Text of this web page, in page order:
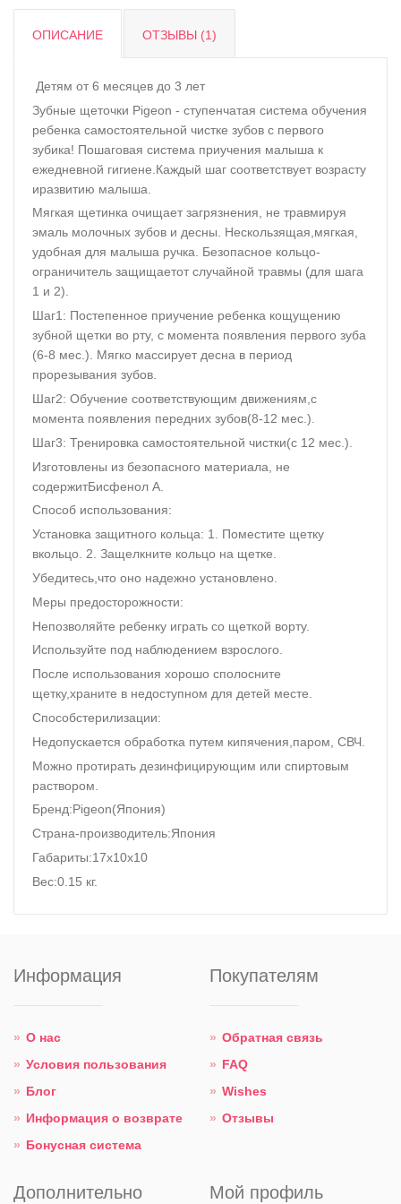
ОПИСАНИЕ ОТЗЫВЫ (1)
Детям от 6 месяцев до 3 лет
Зубные щеточки Pigeon - ступенчатая система обучения
ребенка самостоятельной чистке зубов с первого
зубика! Пошаговая система приучения малыша к
ежедневной гигиене.Каждый шаг соответствует возрасту
иразвитию малыша.
Мягкая щетинка очищает загрязнения, не травмируя
эмаль молочных зубов и десны. Нескользящая,мягкая,
удобная для малыша ручка. Безопасное кольцо-
ограничитель защищаетот случайной травмы (для шага
1 и 2).
Шаг1: Постепенное приучение ребенка кощущению
зубной щетки во рту, с момента появления первого зуба
(6-8 мес.). Мягко массирует десна в период
прорезывания зубов.
Шаг2: Обучение соответствующим движениям,с
момента появления передних зубов(8-12 мес.).
Шаг3: Тренировка самостоятельной чистки(с 12 мес.).
Изготовлены из безопасного материала, не
содержитБисфенол А.
Способ использования:
Установка защитного кольца: 1. Поместите щетку
вкольцо. 2. Защелкните кольцо на щетке.
Убедитесь,что оно надежно установлено.
Меры предосторожности:
Непозволяйте ребенку играть со щеткой ворту.
Используйте под наблюдением взрослого.
После использования хорошо сполосните
щетку,храните в недоступном для детей месте.
Способстерилизации:
Недопускается обработка путем кипячения,паром, СВЧ.
Можно протирать дезинфицирующим или спиртовым
раствором.
Бренд:Pigeon(Япония)
Страна-производитель:Япония
Габариты:17х10х10
Вес:0.15 кг.
Информация
О нас
Условия пользования
Блог
Информация о возврате
Бонусная система
Покупателям
Обратная связь
FAQ
Wishes
Отзывы
Дополнительно Мой профиль